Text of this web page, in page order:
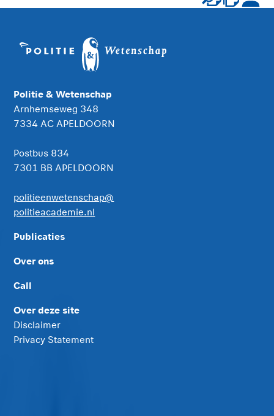
Politie & Wetenschap
Arnhemseweg 348
7334 AC APELDOORN
Postbus 834
7301 BB APELDOORN
politieenwetenschap@
politieacademie.nl
Publicaties
Over ons
Call
Over deze site
Disclaimer
Privacy Statement